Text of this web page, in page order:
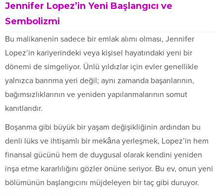
Jennifer Lopez’in Yeni Başlangıcı ve
Sembolizmi
Bu malikanenin sadece bir emlak alımı olması, Jennifer
Lopez’in kariyerindeki veya kişisel hayatındaki yeni bir
dönemi de simgeliyor. Ünlü yıldızlar için evler genellikle
yalnızca barınma yeri değil; aynı zamanda başarılarının,
bağımsızlıklarının ve yeniden yapılanmalarının somut
kanıtlarıdır.
Boşanma gibi büyük bir yaşam değişikliğinin ardından bu
denli lüks ve ihtişamlı bir mekâna yerleşmek, Lopez’in hem
finansal gücünü hem de duygusal olarak kendini yeniden
inşa etme kararlılığını gözler önüne seriyor. Bu ev, onun yeni
bölümünün başlangıcını müjdeleyen bir taç gibi duruyor.